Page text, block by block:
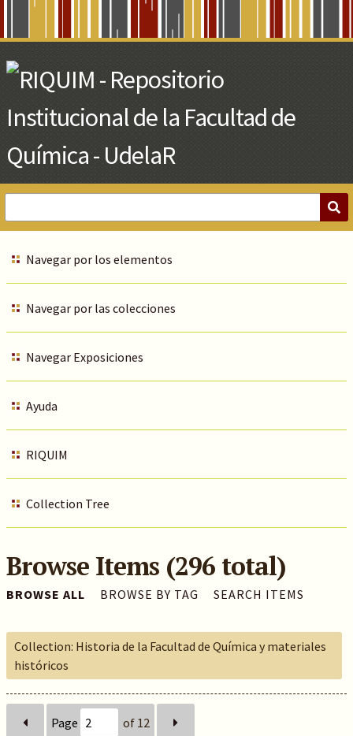
Main
Content
Navegar por los elementos
Navegar por las colecciones
Navegar Exposiciones
Ayuda
RIQUIM
Collection Tree
Browse Items (296 total)
BROWSE ALL BROWSE BY TAG SEARCH ITEMS
Collection: Historia de la Facultad de Química y materiales
históricos
Page of 12